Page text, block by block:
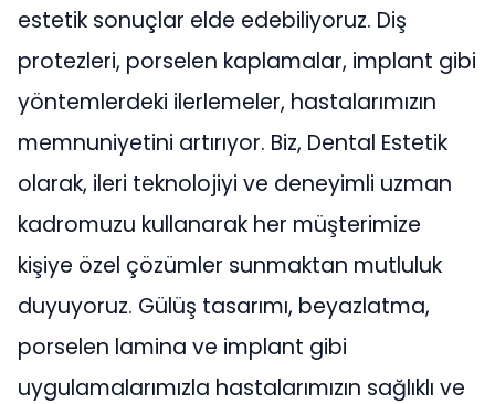
estetik sonuçlar elde edebiliyoruz. Diş
protezleri, porselen kaplamalar, implant gibi
yöntemlerdeki ilerlemeler, hastalarımızın
memnuniyetini artırıyor. Biz, Dental Estetik
olarak, ileri teknolojiyi ve deneyimli uzman
kadromuzu kullanarak her müşterimize
kişiye özel çözümler sunmaktan mutluluk
duyuyoruz. Gülüş tasarımı, beyazlatma,
porselen lamina ve implant gibi
uygulamalarımızla hastalarımızın sağlıklı ve